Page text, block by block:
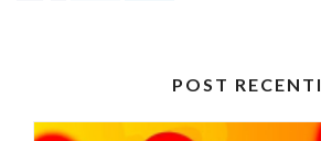
POST RECENTI